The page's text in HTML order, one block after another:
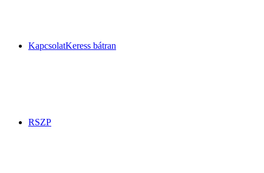
KapcsolatKeress bátran
RSZP